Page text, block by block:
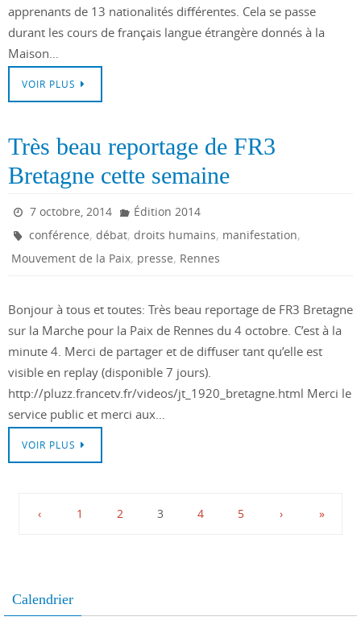
apprenants de 13 nationalités différentes. Cela se passe
durant les cours de français langue étrangère donnés à la
Maison…
VOIR PLUS
Très beau reportage de FR3
Bretagne cette semaine
7 octobre, 2014
Édition 2014
conférence,débat,droits humains, manifestation,
Mouvement de la Paix, presse, Rennes
Bonjour à tous et toutes: Très beau reportage de FR3 Bretagne
sur la Marche pour la Paix de Rennes du 4 octobre. C’est à la
minute 4. Merci de partager et de diffuser tant qu’elle est
visible en replay (disponible 7 jours).
http://pluzz.francetv.fr/videos/jt_1920_bretagne.html Merci le
service public et merci aux…
VOIR PLUS
‹ 1 2 3 4 5 › »
Calendrier